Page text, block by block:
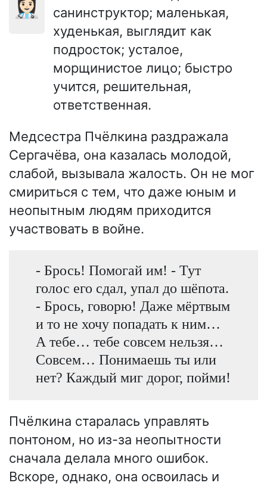
санинструктор; маленькая,
худенькая, выглядит как
подросток; усталое,
морщинистое лицо; быстро
учится, решительная,
ответственная.
Медсестра Пчёлкина раздражала
Сергачёва, она казалась молодой,
слабой, вызывала жалость. Он не мог
смириться с тем, что даже юным и
неопытным людям приходится
участвовать в войне.
- Брось! Помогай им! - Тут
голос его сдал, упал до шёпота.
- Брось, говорю! Даже мёртвым
и то не хочу попадать к ним…
А тебе… тебе совсем нельзя…
Совсем… Понимаешь ты или
нет? Каждый миг дорог, пойми!
Пчёлкина старалась управлять
понтоном, но из-за неопытности
сначала делала много ошибок.
Вскоре, однако, она освоилась и